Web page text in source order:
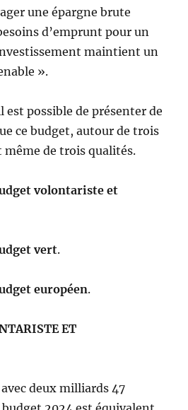
une épargne brute
d’emprunt pour un
maintient un
».
est possible de présenter de
ce budget, autour de trois
même de trois qualités.
volontariste et
vert.
européen.
ET
deux milliards 47